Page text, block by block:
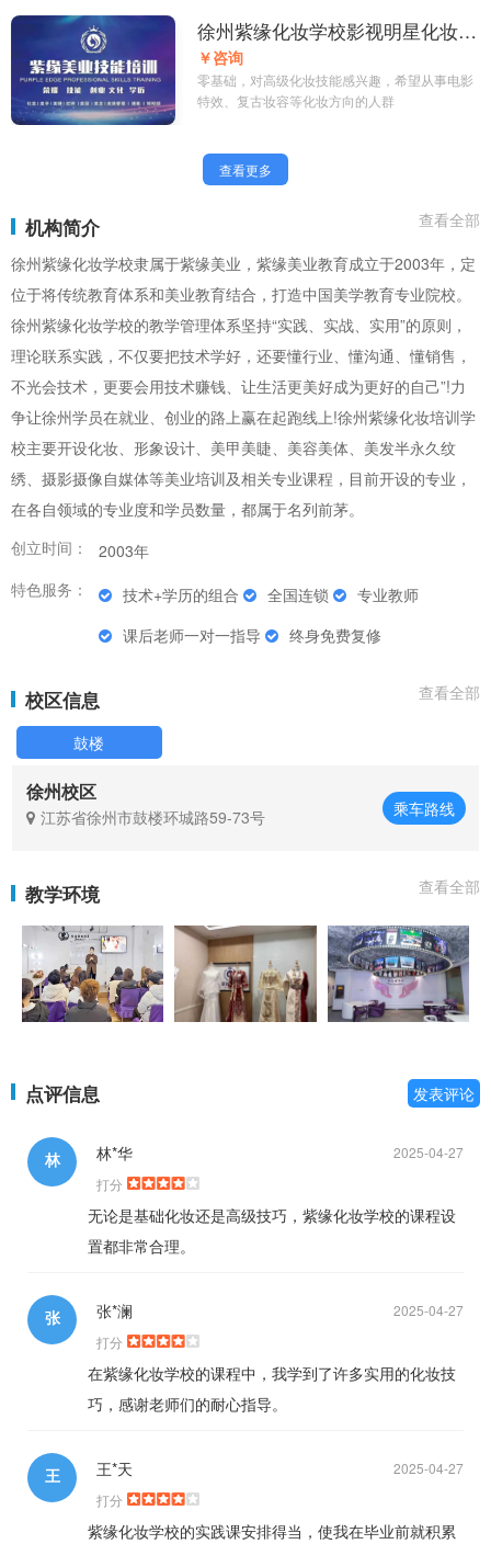
徐州紫缘化妆学校影视明星化妆创
业班
￥咨询
零基础，对高级化妆技能感兴趣，希望从事电影
特效、复古妆容等化妆方向的人群
查看更多
机构简介
查看全部
徐州紫缘化妆学校隶属于紫缘美业，紫缘美业教育成立于2003年，定
位于将传统教育体系和美业教育结合，打造中国美学教育专业院校。
徐州紫缘化妆学校的教学管理体系坚持“实践、实战、实用”的原则，
理论联系实践，不仅要把技术学好，还要懂行业、懂沟通、懂销售，
不光会技术，更要会用技术赚钱、让生活更美好成为更好的自己”!力
争让徐州学员在就业、创业的路上赢在起跑线上!徐州紫缘化妆培训学
校主要开设化妆、形象设计、美甲美睫、美容美体、美发半永久纹
绣、摄影摄像自媒体等美业培训及相关专业课程，目前开设的专业，
在各自领域的专业度和学员数量，都属于名列前茅。
创立时间：
2003年
特色服务：
技术+学历的组合 全国连锁
专业教师
课后老师一对一指导
终身免费复修
校区信息 查看全部
鼓楼
徐州校区
江苏省徐州市鼓楼环城路59-73号 乘车路线
教学环境 查看全部
点评信息 发表评论
林 2025-04-27
林*华
打分
无论是基础化妆还是高级技巧，紫缘化妆学校的课程设
置都非常合理。
张 2025-04-27
张*澜
打分
在紫缘化妆学校的课程中，我学到了许多实用的化妆技
巧，感谢老师们的耐心指导。
王 2025-04-27
王*天
打分
紫缘化妆学校的实践课安排得当，使我在毕业前就积累